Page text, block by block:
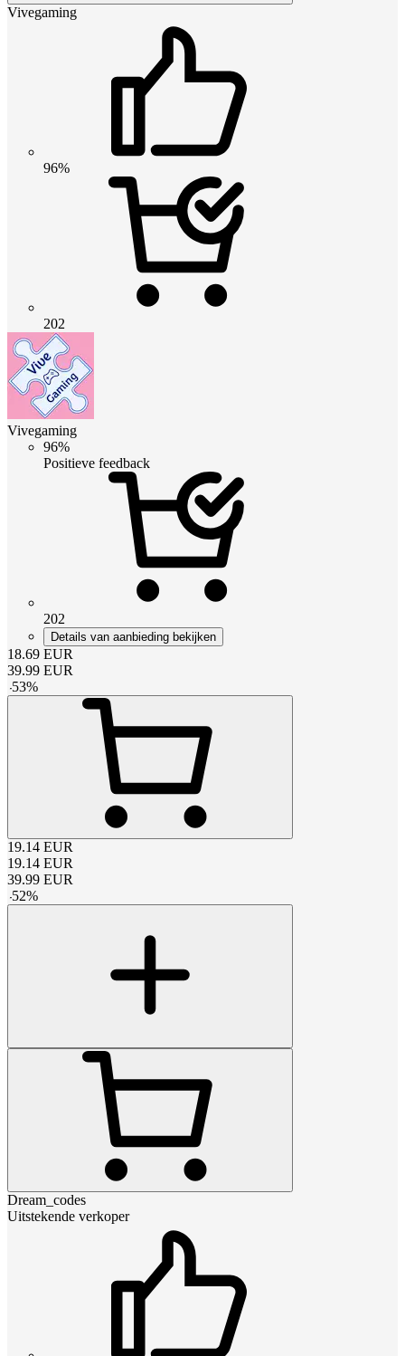
Vivegaming
96%
202
Vivegaming
96%
Positieve feedback
202
Details van aanbieding bekijken
18.69 EUR
39.99 EUR
-53%
19.14 EUR
19.14 EUR
39.99 EUR
-52%
Dream_codes
Uitstekende verkoper